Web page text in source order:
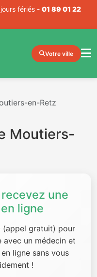
fériés - 01 89 01 22
Votre ville
en-Retz
Moutiers-
une
ligne
(appel gratuit) pour
avec un médecin et
ligne sans vous
!